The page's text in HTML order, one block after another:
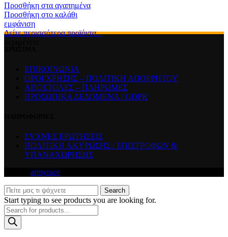
Προσθήκη στα αγαπημένα
Προσθήκη στο καλάθι
εμφάνιση
Δείτε περισσότερα προϊόντα...
ΕΠΙΚΟΙΝΩΝΙΑ
ΟΡΟΙ ΧΡΗΣΗΣ – ΠΟΛΙΤΙΚΗ ΑΠΟΡΡΗΤΟΥ
ΑΠΟΣΤΟΛΕΣ – ΠΛΗΡΩΜΕΣ
ΠΡΟΣΩΠΙΚΑ ΔΕΔΟΜΕΝΑ / GDPR
ΣΥΧΝΕΣ ΕΡΩΤΗΣΕΙΣ
ΠΟΛΙΤΙΚΗ ΑΚΥΡΩΣΗΣ / ΕΠΙΣΤΡΟΦΩΝ &
ΥΠΑΝΑΧΩΡΗΣΗΣ
armyrace
Search
Start typing to see products you are looking for.
Products
search